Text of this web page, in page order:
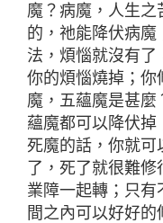
魔？病魔，人生之
的，祂能降伏病魔
法，煩惱就沒有
你的煩惱燒掉；你
魔，五蘊魔是甚麼
蘊魔都可以降伏掉
死魔的話，你就可
了，死了就很難修
業障一起轉；只
間之內可以好好